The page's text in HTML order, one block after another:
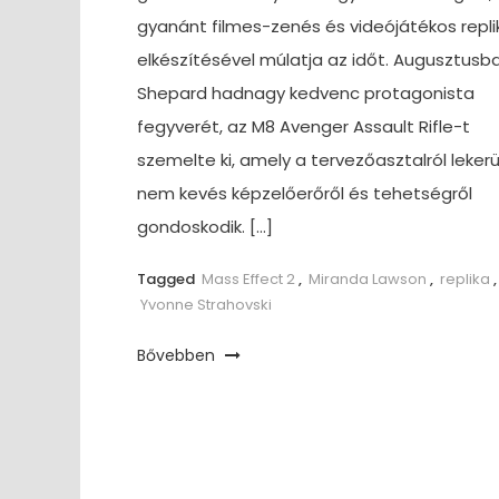
gyanánt filmes-zenés és videójátékos
elkészítésével múlatja az időt.
Shepard hadnagy kedvenc protagonista
fegyverét, az M8 Avenger Assault Rifle-t
szemelte ki, amely a tervezőasztalról
nem kevés képzelőerőről és tehetségről
gondoskodik. […]
Tagged Mass Effect 2, Miranda Lawson , replika ,
Yvonne Strahovski
Bővebben